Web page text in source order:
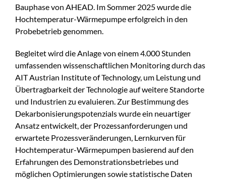
Bauphase von AHEAD. Im Sommer 2025 wurde die
Hochtemperatur-Wärmepumpe erfolgreich in den
Probebetrieb genommen.
Begleitet wird die Anlage von einem 4.000 Stunden
umfassenden wissenschaftlichen Monitoring durch das
AIT Austrian Institute of Technology, um Leistung und
Übertragbarkeit der Technologie auf weitere Standorte
und Industrien zu evaluieren. Zur Bestimmung des
Dekarbonisierungspotenzials wurde ein neuartiger
Ansatz entwickelt, der Prozessanforderungen und
erwartete Prozessveränderungen, Lernkurven für
Hochtemperatur-Wärmepumpen basierend auf den
Erfahrungen des Demonstrationsbetriebes und
möglichen Optimierungen sowie statistische Daten